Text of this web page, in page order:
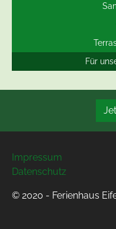
Für
Impressum
Datenschutz
© 2020 - Ferienhaus